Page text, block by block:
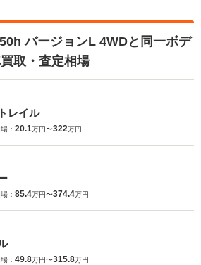
バージョンL 4WDと同一ボデ
取・査定相場
レイル
： 20.1万円〜322万円
： 85.4万円〜374.4万円
： 49.8万円〜315.8万円